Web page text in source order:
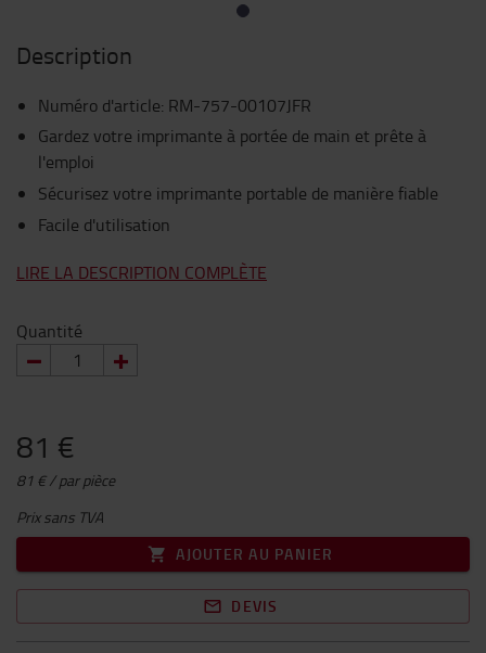
Description
Numéro d'article: RM-757-00107JFR
Gardez votre imprimante à portée de main et prête à
l'emploi
Sécurisez votre imprimante portable de manière fiable
Facile d'utilisation
LIRE LA DESCRIPTION COMPLÈTE
Quantité
81 €
81 € / par pièce
Prix sans TVA
AJOUTER AU PANIER
DEVIS